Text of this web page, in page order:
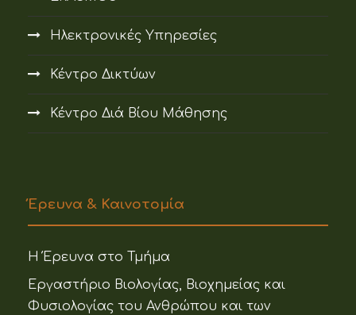
Ηλεκτρονικές Υπηρεσίες
Κέντρο Δικτύων
Κέντρο Διά Βίου Μάθησης
Έρευνα & Καινοτομία
Η Έρευνα στο Τμήμα
Εργαστήριο Βιολογίας, Βιοχημείας και
Φυσιολογίας του Ανθρώπου και των